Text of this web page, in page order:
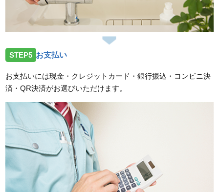
STEP5 お支払い
お支払いには現金・クレジットカード・銀行振込・コンビニ決
済・QR決済がお選びいただけます。